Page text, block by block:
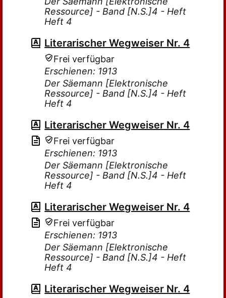
Ressource] - Band [N.S.]4 - Heft
Heft 4
Literarischer Wegweiser Nr. 4
Frei verfügbar
Erschienen: 1913
Der Säemann [Elektronische
Ressource] - Band [N.S.]4 - Heft
Heft 4
Literarischer Wegweiser Nr. 4
Frei verfügbar
Erschienen: 1913
Der Säemann [Elektronische
Ressource] - Band [N.S.]4 - Heft
Heft 4
Literarischer Wegweiser Nr. 4
Frei verfügbar
Erschienen: 1913
Der Säemann [Elektronische
Ressource] - Band [N.S.]4 - Heft
Heft 4
Literarischer Wegweiser Nr. 4